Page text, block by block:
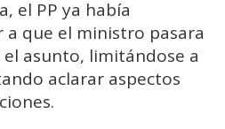
el PP ya había
que el ministro pasara
asunto, limitándose a
aclarar aspectos